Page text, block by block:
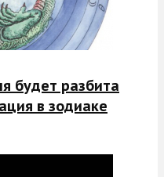
будет разбита
в зодиаке